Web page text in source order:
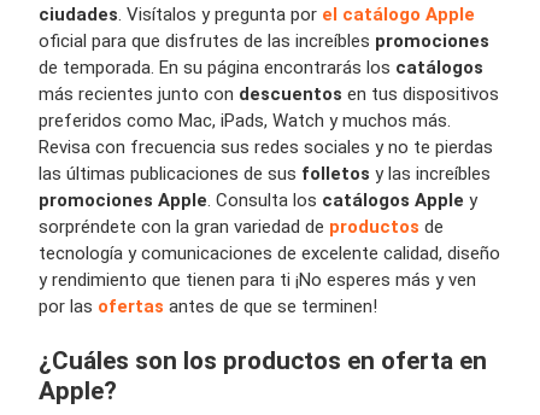
ciudades. Visítalos y pregunta por el catálogo Apple
oficial para que disfrutes de las increíbles promociones
de temporada. En su página encontrarás los catálogos
más recientes junto con descuentos en tus dispositivos
preferidos como Mac, iPads, Watch y muchos más.
Revisa con frecuencia sus redes sociales y no te pierdas
las últimas publicaciones de sus folletos y las increíbles
promociones Apple. Consulta los catálogos Apple y
sorpréndete con la gran variedad de productos de
tecnología y comunicaciones de excelente calidad, diseño
y rendimiento que tienen para ti ¡No esperes más y ven
por las ofertas antes de que se terminen!
¿Cuáles son los productos en oferta en
Apple?